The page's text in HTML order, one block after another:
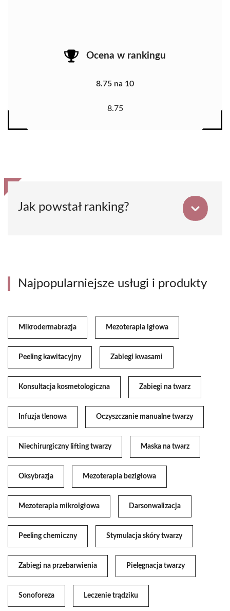
Ocena w rankingu
8.75 na 10
8.75
Jak powstał ranking?
Najpopularniejsze usługi i produkty
Mikrodermabrazja Mezoterapia igłowa
Peeling kawitacyjny Zabiegi kwasami
Konsultacja kosmetologiczna Zabiegi na twarz
Infuzja tlenowa Oczyszczanie manualne twarzy
Niechirurgiczny lifting twarzy Maska na twarz
Oksybrazja Mezoterapia bezigłowa
Mezoterapia mikroigłowa Darsonwalizacja
Peeling chemiczny Stymulacja skóry twarzy
Zabiegi na przebarwienia Pielęgnacja twarzy
Sonoforeza Leczenie trądziku